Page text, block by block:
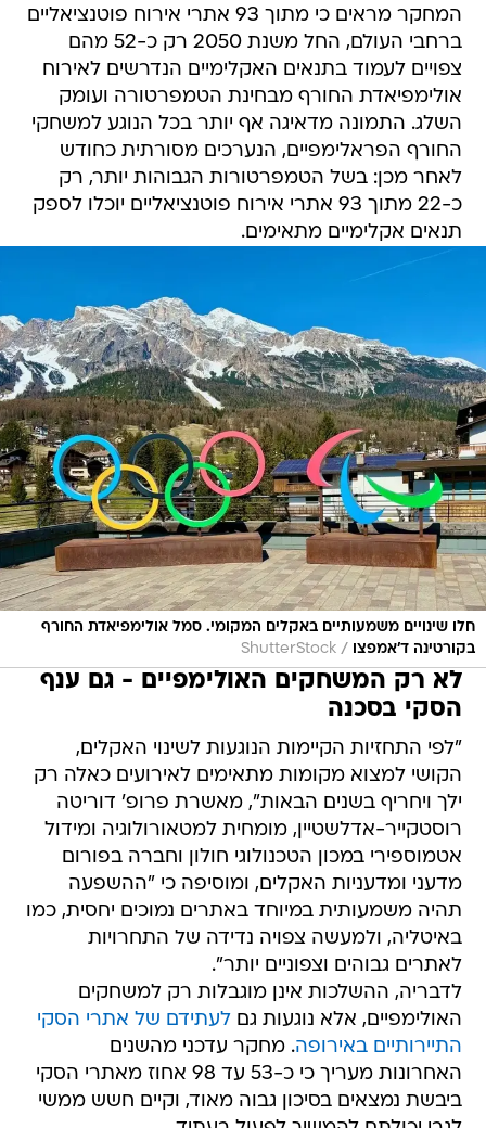
המחקר מראים כי מתוך 93 אתרי אירוח פוטנציאליים
ברחבי העולם, החל משנת 2050 רק כ-52 מהם
צפויים לעמוד בתנאים האקלימיים הנדרשים לאירוח
אולימפיאדת החורף מבחינת הטמפרטורה ועומק
השלג. התמונה מדאיגה אף יותר בכל הנוגע למשחקי
החורף הפראלימפיים, הנערכים מסורתית כחודש
לאחר מכן: בשל הטמפרטורות הגבוהות יותר, רק
כ-22 מתוך 93 אתרי אירוח פוטנציאליים יוכלו לספק
תנאים אקלימיים מתאימים.
חלו שינויים משמעותיים באקלים המקומי. סמל אולימפיאדת החורף
בקורטינה ד'אמפצו
/
ShutterStock
לא רק המשחקים האולימפיים - גם ענף
הסקי בסכנה
"לפי התחזיות הקיימות הנוגעות לשינוי האקלים,
הקושי למצוא מקומות מתאימים לאירועים כאלה רק
ילך ויחריף בשנים הבאות", מאשרת פרופ' דוריטה
רוסטקייר-אדלשטיין, מומחית למטאורולוגיה ומידול
אטמוספירי במכון הטכנולוגי חולון וחברה בפורום
מדעני ומדעניות האקלים, ומוסיפה כי "ההשפעה
תהיה משמעותית במיוחד באתרים נמוכים יחסית, כמו
באיטליה, ולמעשה צפויה נדידה של התחרויות
לאתרים גבוהים וצפוניים יותר".
לדבריה, ההשלכות אינן מוגבלות רק למשחקים
האולימפיים, אלא נוגעות גםלעתידם של אתרי הסקי
התיירותיים באירופה. מחקר עדכני מהשנים
האחרונות מעריך כי כ-53 עד 98 אחוז מאתרי הסקי
ביבשת נמצאים בסיכון גבוה מאוד, וקיים חשש ממשי